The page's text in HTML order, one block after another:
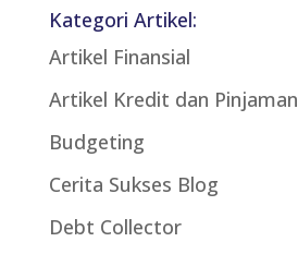
Kategori Artikel:
Artikel Finansial
Artikel Kredit dan Pinjaman
Budgeting
Cerita Sukses Blog
Debt Collector